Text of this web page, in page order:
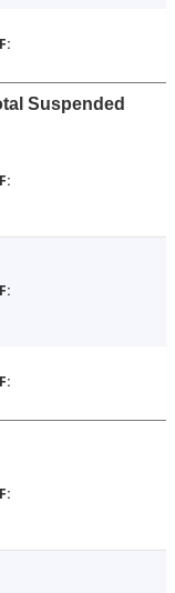
Suspended